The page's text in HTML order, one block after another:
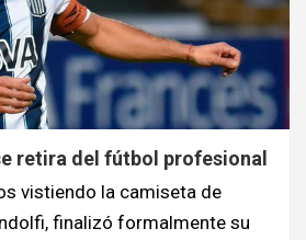
retira del fútbol profesional
vistiendo la camiseta de
finalizó formalmente su